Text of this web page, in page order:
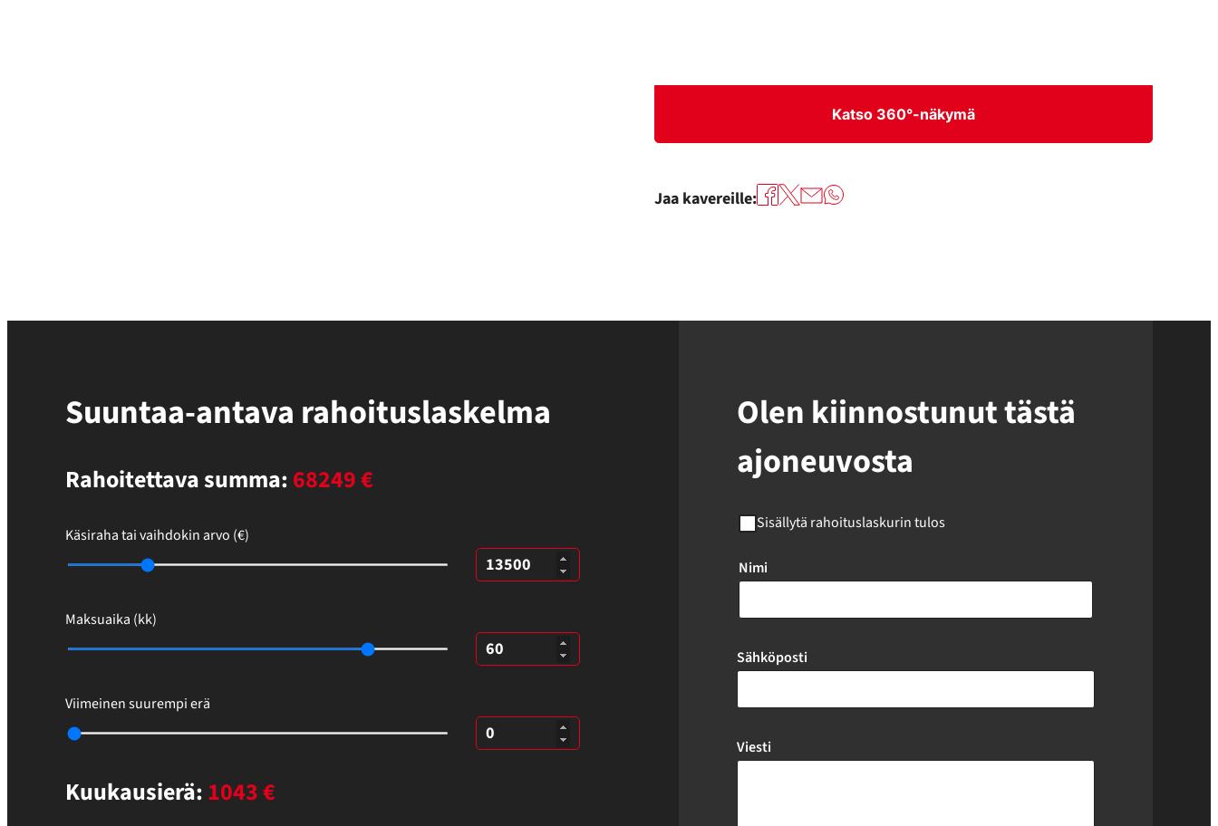
Katso 360°-näkymä
Jaa kavereille:
Suuntaa-antava rahoituslaskelma
Rahoitettava summa:68249 €
Käsiraha tai vaihdokin arvo (€)
Maksuaika (kk)
Viimeinen suurempi erä
Kuukausierä:1043€
Olen kiinnostunut tästä
ajoneuvosta
Sisällytä rahoituslaskurin tulos
Nimi
Sähköposti
Viesti